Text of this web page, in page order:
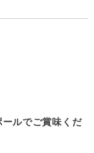
ルでご賞味くだ